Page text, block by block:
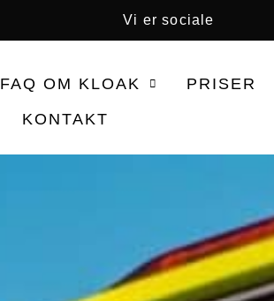
Vi er sociale
FAQ OM KLOAK
PRISER
KONTAKT